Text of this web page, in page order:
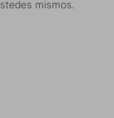
mismos.